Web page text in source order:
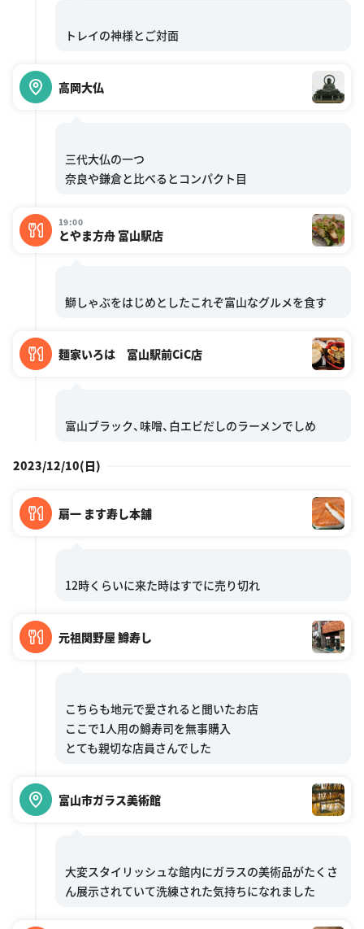
高岡大仏
三代大仏の一つ
19:00
とやま方舟 富山駅店
麺家いろは 富山駅前CiC店
2023/12/10(日)
扇一 ます寿し本舗
元祖関野屋 鱒寿し
こちらも地元で愛されると聞いたお店
ここで1人用の鱒寿司を無事購入
富山市ガラス美術館
大変スタイリッシュな館内にガラスの美術品がたくさ